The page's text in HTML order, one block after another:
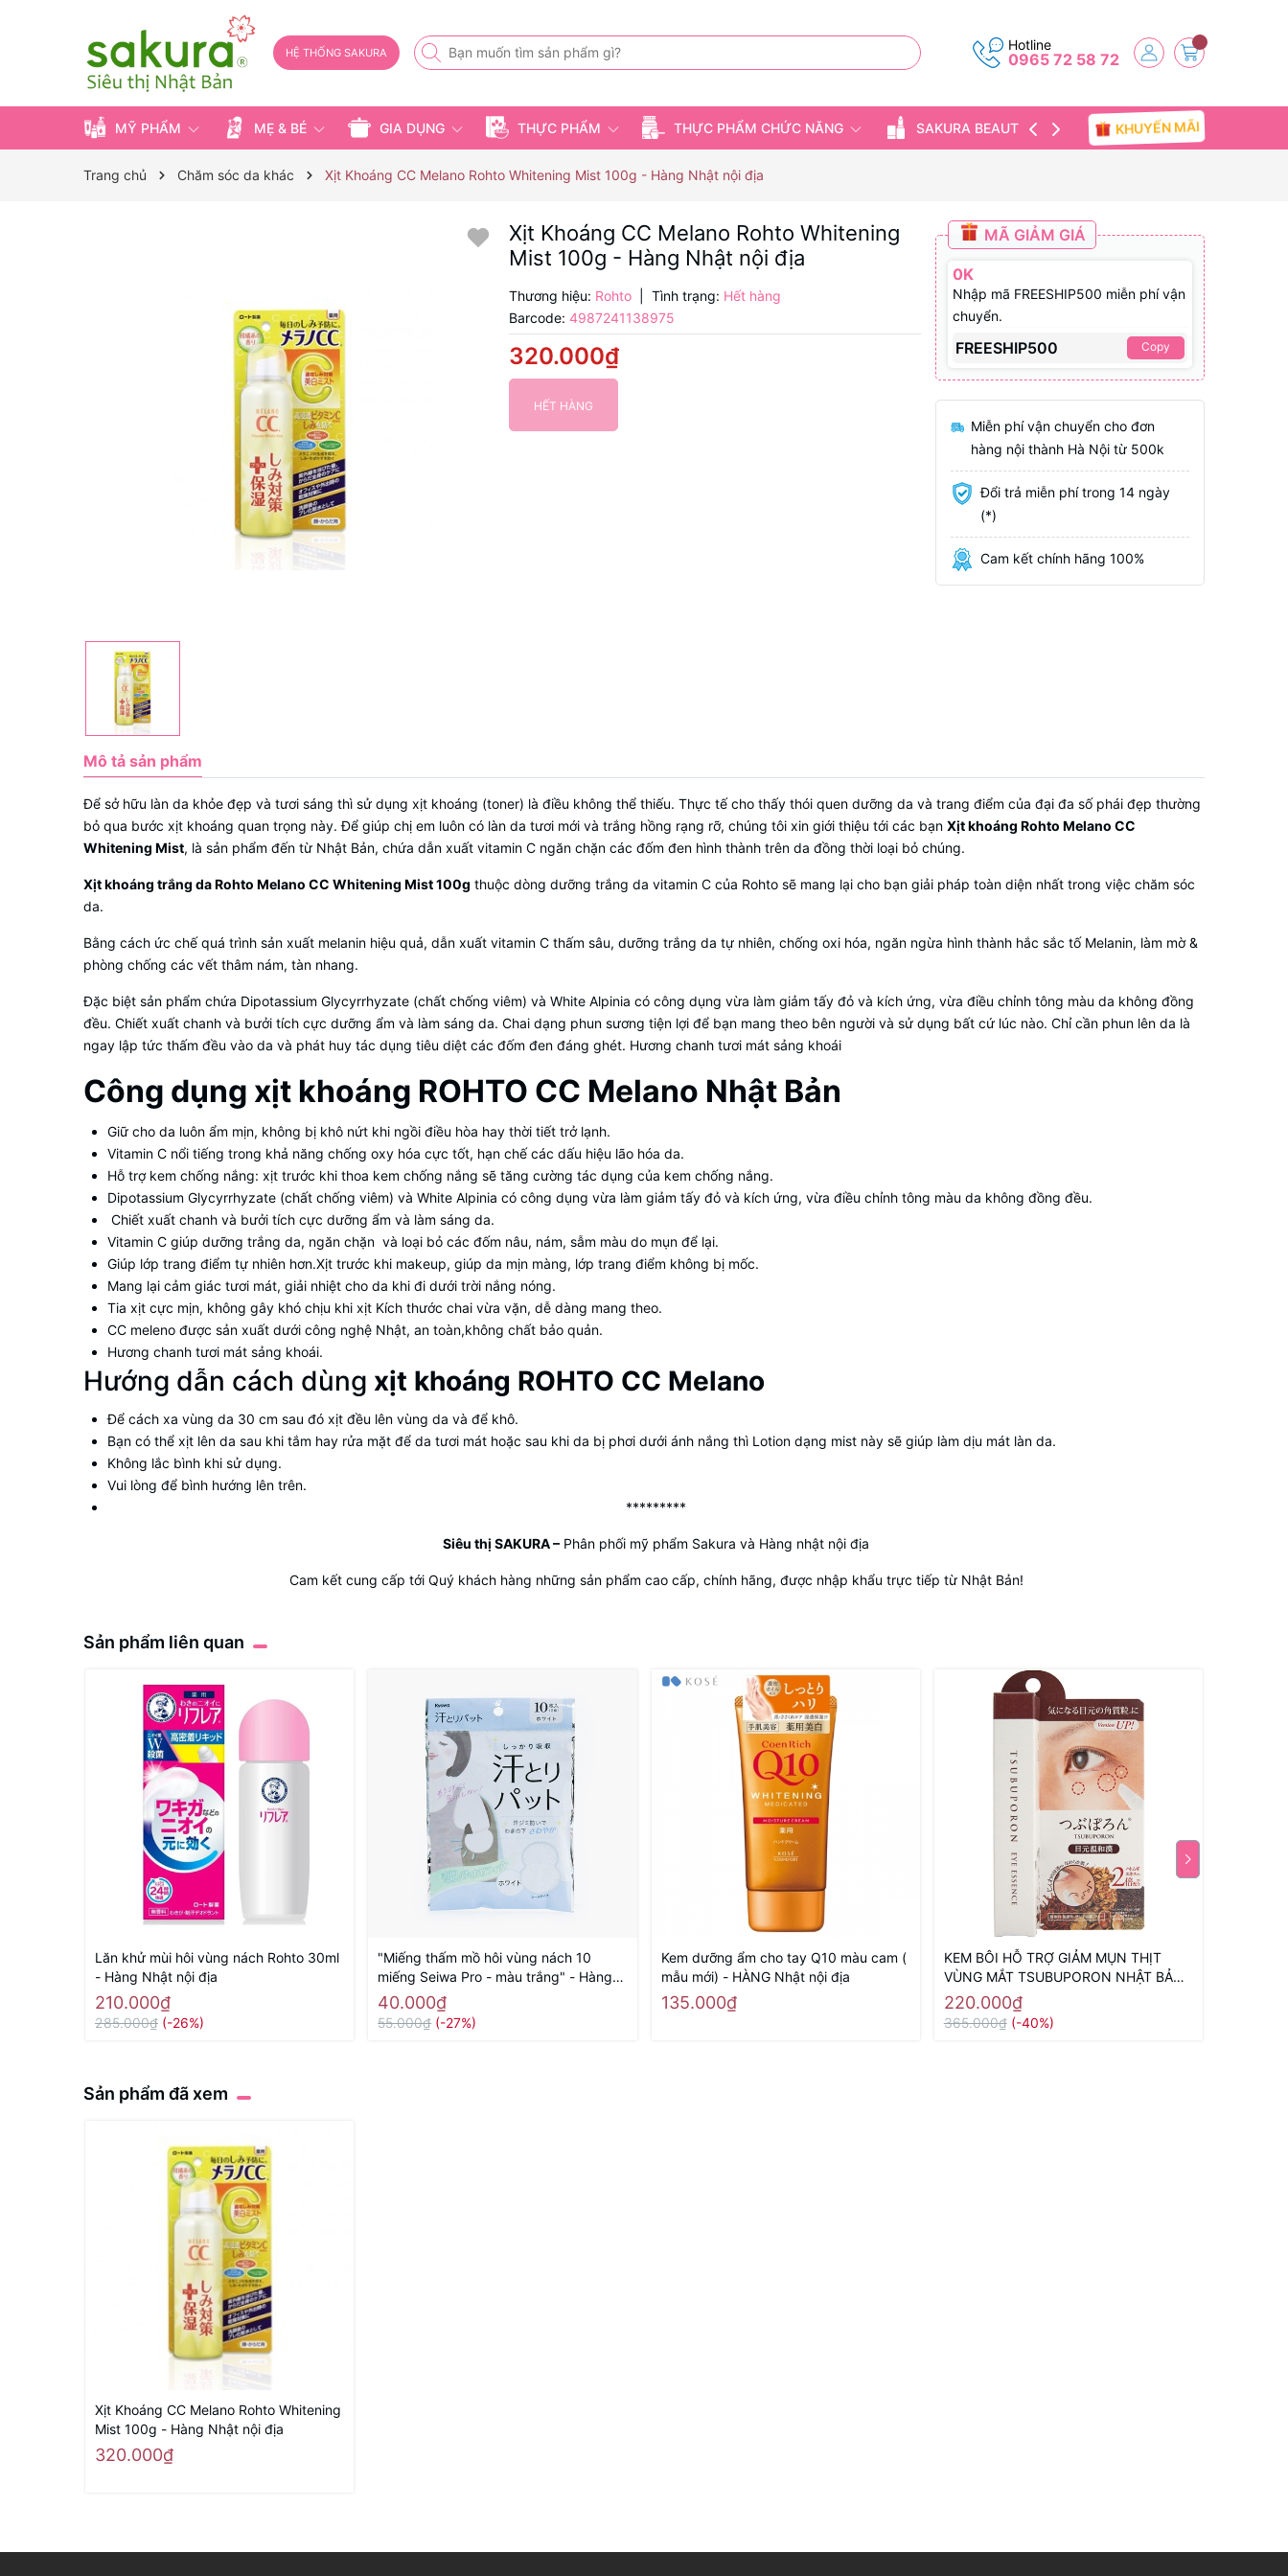
HỆ THỐNG SAKURA Hotline
0965 72 58 72
MỸ PHẨM MẸ & BÉ GIA DỤNG THỰC PHẨM THỰC PHẨM CHỨC NĂNG SAKURA BEAUTY TIN TỨC
KHUYẾN MÃI
Trang chủ Chăm sóc da khác Xịt Khoáng CC Melano Rohto Whitening Mist 100g - Hàng Nhật nội địa
Xịt Khoáng CC Melano Rohto Whitening
Mist 100g - Hàng Nhật nội địa
Thương hiệu: Rohto Tình trạng: Hết hàng
Barcode: 4987241138975
320.000₫
HẾT HÀNG
MÃ GIẢM GIÁ
0K
Nhập mã FREESHIP500 miễn phí vận
chuyển.
FREESHIP500 Copy
Miễn phí vận chuyển cho đơn
hàng nội thành Hà Nội từ 500k
Đổi trả miễn phí trong 14 ngày
(*)
Cam kết chính hãng 100%
Mô tả sản phẩm
Để sở hữu làn da khỏe đẹp và tươi sáng thì sử dụng xịt khoáng (toner) là điều không thể thiếu. Thực tế cho thấy thói quen dưỡng da và trang điểm của đại đa số phái đẹp thường
bỏ qua bước xịt khoáng quan trọng này. Để giúp chị em luôn có làn da tươi mới và trắng hồng rạng rỡ, chúng tôi xin giới thiệu tới các bạn Xịt khoáng Rohto Melano CC
Whitening Mist, là sản phẩm đến từ Nhật Bản, chứa dẫn xuất vitamin C ngăn chặn các đốm đen hình thành trên da đồng thời loại bỏ chúng.
Xịt khoáng trắng da Rohto Melano CC Whitening Mist 100g thuộc dòng dưỡng trắng da vitamin C của Rohto sẽ mang lại cho bạn giải pháp toàn diện nhất trong việc chăm sóc
da.
Bằng cách ức chế quá trình sản xuất melanin hiệu quả, dẫn xuất vitamin C thấm sâu, dưỡng trắng da tự nhiên, chống oxi hóa, ngăn ngừa hình thành hắc sắc tố Melanin, làm mờ &
phòng chống các vết thâm nám, tàn nhang.
Đặc biệt sản phẩm chứa Dipotassium Glycyrrhyzate (chất chống viêm) và White Alpinia có công dụng vừa làm giảm tấy đỏ và kích ứng, vừa điều chỉnh tông màu da không đồng
đều. Chiết xuất chanh và bưởi tích cực dưỡng ẩm và làm sáng da. Chai dạng phun sương tiện lợi để bạn mang theo bên người và sử dụng bất cứ lúc nào. Chỉ cần phun lên da là
ngay lập tức thấm đều vào da và phát huy tác dụng tiêu diệt các đốm đen đáng ghét. Hương chanh tươi mát sảng khoái
Công dụng xịt khoáng ROHTO CC Melano Nhật Bản
Giữ cho da luôn ẩm mịn, không bị khô nứt khi ngồi điều hòa hay thời tiết trở lạnh.
Vitamin C nổi tiếng trong khả năng chống oxy hóa cực tốt, hạn chế các dấu hiệu lão hóa da.
Hỗ trợ kem chống nắng: xịt trước khi thoa kem chống nắng sẽ tăng cường tác dụng của kem chống nắng.
Dipotassium Glycyrrhyzate (chất chống viêm) và White Alpinia có công dụng vừa làm giảm tấy đỏ và kích ứng, vừa điều chỉnh tông màu da không đồng đều.
Chiết xuất chanh và bưởi tích cực dưỡng ẩm và làm sáng da.
Vitamin C giúp dưỡng trắng da, ngăn chặn và loại bỏ các đốm nâu, nám, sẫm màu do mụn để lại.
Giúp lớp trang điểm tự nhiên hơn.Xịt trước khi makeup, giúp da mịn màng, lớp trang điểm không bị mốc.
Mang lại cảm giác tươi mát, giải nhiệt cho da khi đi dưới trời nắng nóng.
Tia xịt cực mịn, không gây khó chịu khi xịt Kích thước chai vừa vặn, dễ dàng mang theo.
CC meleno được sản xuất dưới công nghệ Nhật, an toàn,không chất bảo quản.
Hương chanh tươi mát sảng khoái.
Hướng dẫn cách dùng xịt khoáng ROHTO CC Melano
Để cách xa vùng da 30 cm sau đó xịt đều lên vùng da và để khô.
Bạn có thể xịt lên da sau khi tắm hay rửa mặt để da tươi mát hoặc sau khi da bị phơi dưới ánh nắng thì Lotion dạng mist này sẽ giúp làm dịu mát làn da.
Không lắc bình khi sử dụng.
Vui lòng để bình hướng lên trên.
*********
Siêu thị SAKURA– Phân phối mỹ phẩm Sakura và Hàng nhật nội địa
Cam kết cung cấp tới Quý khách hàng những sản phẩm cao cấp, chính hãng, được nhập khẩu trực tiếp từ Nhật Bản!
Sản phẩm liên quan
Lăn khử mùi hôi vùng nách Rohto 30ml
- Hàng Nhật nội địa
210.000₫
285.000₫ (-26%)
"Miếng thấm mồ hôi vùng nách 10
miếng Seiwa Pro - màu trắng" - Hàng
Nhật nội địa
40.000₫
55.000₫ (-27%)
Kem dưỡng ẩm cho tay Q10 màu cam (
mẫu mới) - HÀNG Nhật nội địa
135.000₫
KEM BÔI HỖ TRỢ GIẢM MỤN THỊT
VÙNG MẮT TSUBUPORON NHẬT BẢN
(1.8ML) - Hàng Nhật nội địa
220.000₫
365.000₫ (-40%)
Sản phẩm đã xem
Xịt Khoáng CC Melano Rohto Whitening
Mist 100g - Hàng Nhật nội địa
320.000₫